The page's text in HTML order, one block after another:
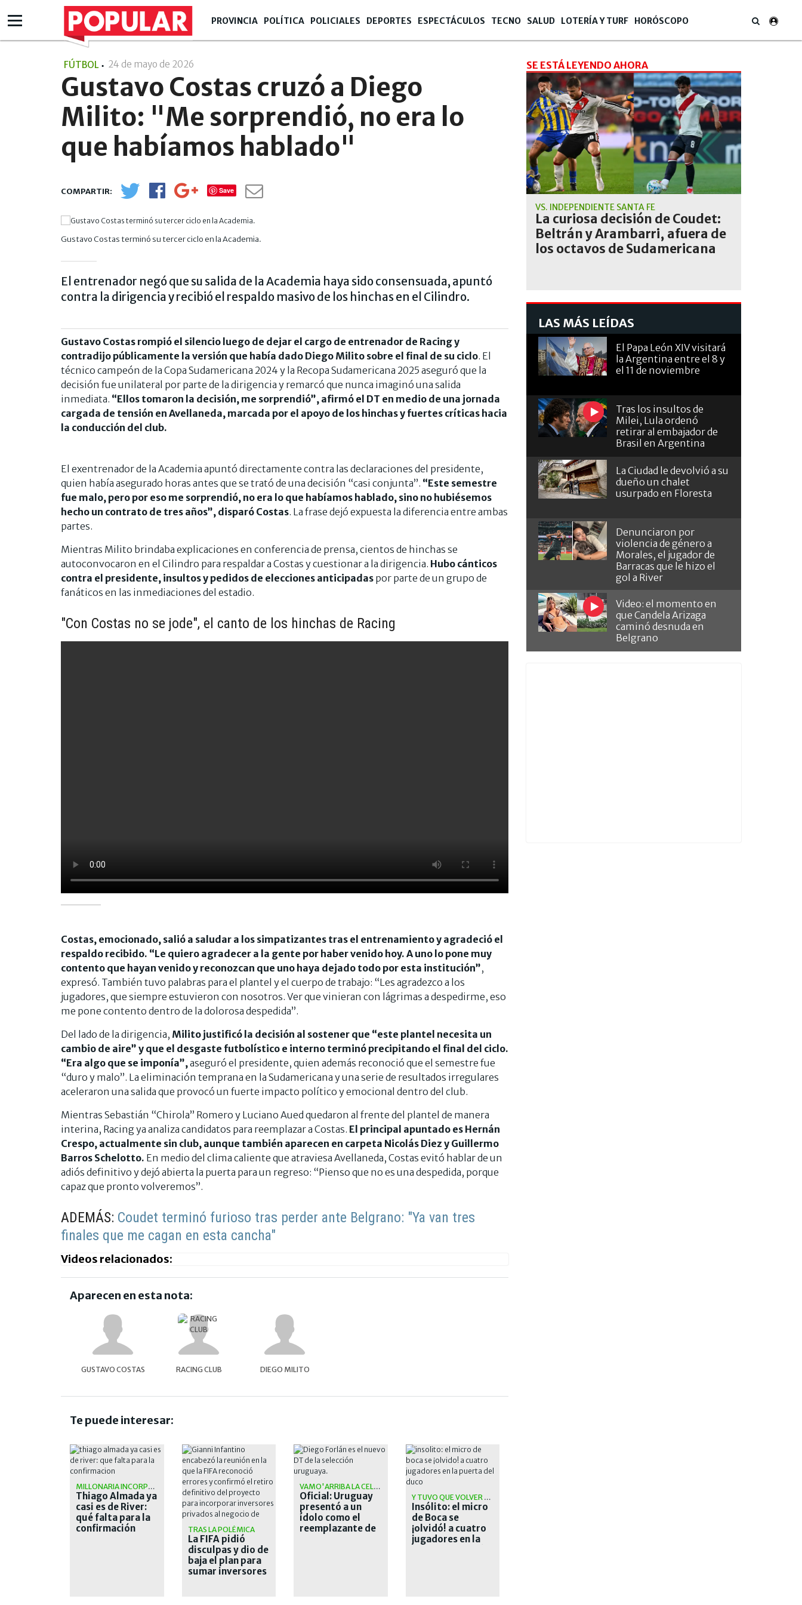
PROVINCIA POLÍTICA POLICIALES DEPORTES ESPECTÁCULOS TECNO SALUD LOTERÍA Y TURF HORÓSCOPO
FÚTBOL 24 de mayo de 2026
Gustavo Costas cruzó a Diego
Milito: "Me sorprendió, no era lo
que habíamos hablado"
Save
Gustavo Costas terminó su tercer ciclo en la Academia.
El entrenador negó que su salida de la Academia haya sido consensuada, apuntó
contra la dirigencia y recibió el respaldo masivo de los hinchas en el Cilindro.
Gustavo Costas rompió el silencio luego de dejar el cargo de entrenador de Racing y
contradijo públicamente la versión que había dado Diego Milito sobre el final de su ciclo. El
técnico campeón de la Copa Sudamericana 2024 y la Recopa Sudamericana 2025 aseguró que la
decisión fue unilateral por parte de la dirigencia y remarcó que nunca imaginó una salida
inmediata. “Ellos tomaron la decisión, me sorprendió”, afirmó el DT en medio de una jornada
cargada de tensión en Avellaneda, marcada por el apoyo de los hinchas y fuertes críticas hacia
la conducción del club.
El exentrenador de la Academia apuntó directamente contra las declaraciones del presidente,
quien había asegurado horas antes que se trató de una decisión “casi conjunta”. “Este semestre
fue malo, pero por eso me sorprendió, no era lo que habíamos hablado, sino no hubiésemos
hecho un contrato de tres años”, disparó Costas. La frase dejó expuesta la diferencia entre ambas
partes.
Mientras Milito brindaba explicaciones en conferencia de prensa, cientos de hinchas se
autoconvocaron en el Cilindro para respaldar a Costas y cuestionar a la dirigencia. Hubo cánticos
contra el presidente, insultos y pedidos de elecciones anticipadas por parte de un grupo de
fanáticos en las inmediaciones del estadio.
"Con Costas no se jode", el canto de los hinchas de Racing
Costas, emocionado, salió a saludar a los simpatizantes tras el entrenamiento y agradeció el
respaldo recibido. “Le quiero agradecer a la gente por haber venido hoy. A uno lo pone muy
contento que hayan venido y reconozcan que uno haya dejado todo por esta institución”,
expresó. También tuvo palabras para el plantel y el cuerpo de trabajo: “Les agradezco a los
jugadores, que siempre estuvieron con nosotros. Ver que vinieran con lágrimas a despedirme, eso
me pone contento dentro de la dolorosa despedida”.
Del lado de la dirigencia, Milito justificó la decisión al sostener que “este plantel necesita un
cambio de aire” y que el desgaste futbolístico e interno terminó precipitando el final del ciclo.
“Era algo que se imponía”, aseguró el presidente, quien además reconoció que el semestre fue
“duro y malo”. La eliminación temprana en la Sudamericana y una serie de resultados irregulares
aceleraron una salida que provocó un fuerte impacto político y emocional dentro del club.
Mientras Sebastián “Chirola” Romero y Luciano Aued quedaron al frente del plantel de manera
interina, Racing ya analiza candidatos para reemplazar a Costas. El principal apuntado es Hernán
Crespo, actualmente sin club, aunque también aparecen en carpeta Nicolás Diez y Guillermo
Barros Schelotto. En medio del clima caliente que atraviesa Avellaneda, Costas evitó hablar de un
adiós definitivo y dejó abierta la puerta para un regreso: “Pienso que no es una despedida, porque
capaz que pronto volveremos”.
ADEMÁS: Coudet terminó furioso tras perder ante Belgrano: "Ya van tres
finales que me cagan en esta cancha"
Videos relacionados:
Aparecen en esta nota:
GUSTAVO COSTAS RACING CLUB DIEGO MILITO
Te puede interesar:
MILLONARIA INCORPORACIÓN
Thiago Almada ya
casi es de River:
qué falta para la
confirmación
TRAS LA POLÉMICA
La FIFA pidió
disculpas y dio de
baja el plan para
sumar inversores
VAMO'ARRIBA LA CELESTE
Oficial: Uruguay
presentó a un
ídolo como el
reemplazante de
Y TUVO QUE VOLVER A BUSCARLOS
Insólito: el micro
de Boca se
¡olvidó! a cuatro
jugadores en la
SE ESTÁ LEYENDO AHORA
VS. INDEPENDIENTE SANTA FE
La curiosa decisión de Coudet:
Beltrán y Arambarri, afuera de
los octavos de Sudamericana
LAS MÁS LEÍDAS
El Papa León XIV visitará
la Argentina entre el 8 y
el 11 de noviembre
Tras los insultos de
Milei, Lula ordenó
retirar al embajador de
Brasil en Argentina
La Ciudad le devolvió a su
dueño un chalet
usurpado en Floresta
Denunciaron por
violencia de género a
Morales, el jugador de
Barracas que le hizo el
gol a River
Video: el momento en
que Candela Arizaga
caminó desnuda en
Belgrano